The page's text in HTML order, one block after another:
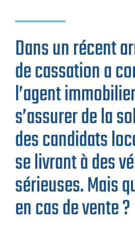
Dans un récent
de cassation a
l’agent
s’assurer de la
des candidats
se livrant à des
sérieuses. Mais
en cas de vente ?